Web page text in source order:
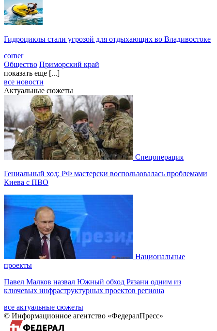
Гидроциклы стали угрозой для отдыхающих во Владивостоке
corner
Общество Приморский край
показать еще [...]
все новости
Актуальные сюжеты
Спецоперация
Гениальный ход: РФ мастерски воспользовалась проблемами
Киева с ПВО
Национальные
проекты
Павел Малков назвал Южный обход Рязани одним из
ключевых инфраструктурных проектов региона
все актуальные сюжеты
© Информационное агентство «ФедералПресс»